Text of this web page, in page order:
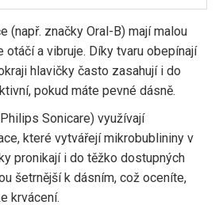
(např. značky Oral-B) mají malou
otáčí a vibruje. Díky tvaru obepínají
hlavičky často zasahují i do
pokud máte pevné dásně.
Sonicare) využívají
které vytvářejí mikrobublininy v
pronikají i do těžko dostupných
šetrnější k dásním, což oceníte,
krvácení.